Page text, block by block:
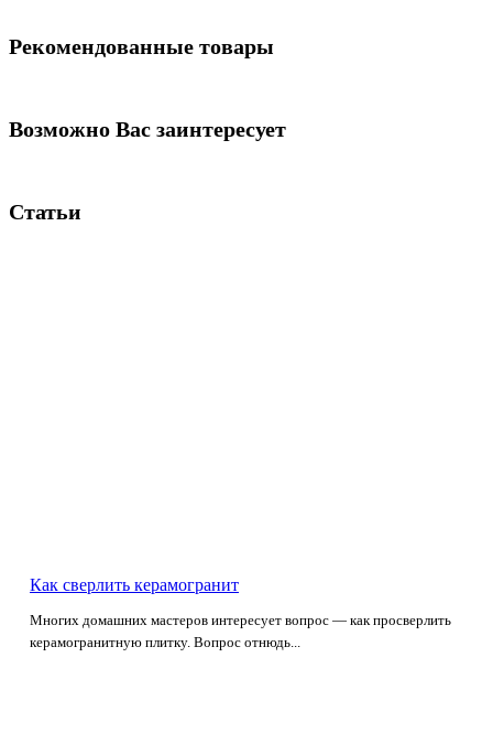
Рекомендованные товары
Возможно Вас заинтересует
Статьи
Как сверлить керамогранит
Многих домашних мастеров интересует вопрос — как просверлить
керамогранитную плитку. Вопрос отнюдь...